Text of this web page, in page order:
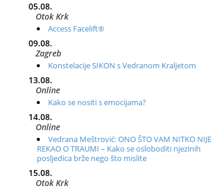
05.08.
Otok Krk
Access Facelift®
09.08.
Zagreb
Konstelacije SIKON s Vedranom Kraljetom
13.08.
Online
Kako se nositi s emocijama?
14.08.
Online
Vedrana Meštrović: ONO ŠTO VAM NITKO NIJE
REKAO O TRAUMI – Kako se osloboditi njezinih
posljedica brže nego što mislite
15.08.
Otok Krk